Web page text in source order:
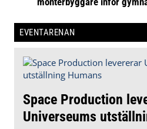
EVENTARENAN
Space Production
Universeums